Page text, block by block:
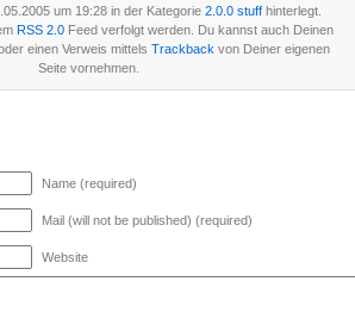
um 19:28 in der Kategorie 2.0.0 stuff hinterlegt.
RSS 2.0Feed verfolgt werden. Du kannst auch Deinen
einen Verweis mittels Trackback von Deiner eigenen
Seite vornehmen.
Name (required)
Mail (will not be published) (required)
Website